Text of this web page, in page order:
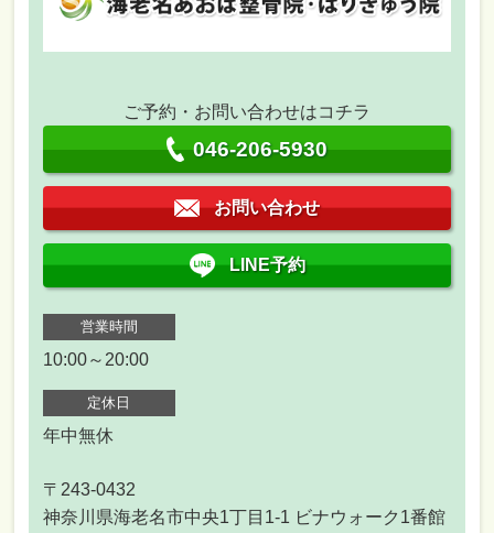
ご予約・お問い合わせはコチラ
046-206-5930
お問い合わせ
LINE予約
営業時間
10:00～20:00
定休日
年中無休
〒243-0432
神奈川県海老名市中央1丁目1-1 ビナウォーク1番館